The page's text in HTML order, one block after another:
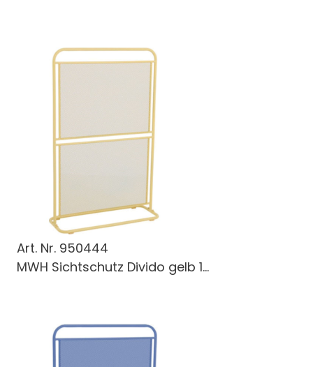
Art. Nr. 950444
MWH Sichtschutz Divido gelb 1...